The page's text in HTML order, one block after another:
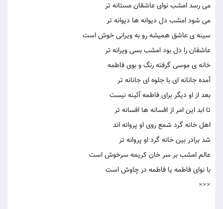
می رسد امشب نوای عاشقان مستانه تر
می شود امشب دل دیوانه ها دیوانه تر
سینه ی عاشق همیشه رو به ویرانی خوش است
عاشقان را دل بود امشب بسی ویرانه تر
خانه ی موسی گرفته رنگ و بوی فاطمه
آمده جانانه ای با جلوه ای جانانه تر
بعد از او دیگر برای فاطمه آئینه نیست
تا ابد این امر از افسانه ها افسانه تر
اهل خانه گرد شمع روی او پروانه اند
شد برادر بین خانه گرد او پروانه تر
عالم امشب بر سر خان کریمه سرخوش است
با نوای فاطمه یا فاطمه در چاوش است
×××